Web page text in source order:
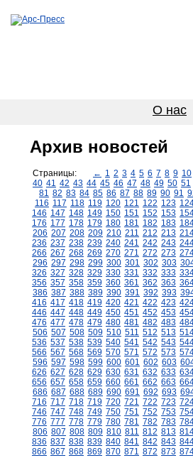
О нас
Архив новостей
Страницы: ← 1 2 3 4 5 6 7 8 9 10
40 41 42 43 44 45 46 47 48 49 50 51
81 82 83 84 85 86 87 88 89 90 91
116 117 118 119 120 121 122 123
146 147 148 149 150 151 152 153
176 177 178 179 180 181 182 183
206 207 208 209 210 211 212 213
236 237 238 239 240 241 242 243
266 267 268 269 270 271 272 273
296 297 298 299 300 301 302 303
326 327 328 329 330 331 332 333
356 357 358 359 360 361 362 363
386 387 388 389 390 391 392 393
416 417 418 419 420 421 422 423
446 447 448 449 450 451 452 453
476 477 478 479 480 481 482 483
506 507 508 509 510 511 512 513
536 537 538 539 540 541 542 543
566 567 568 569 570 571 572 573
596 597 598 599 600 601 602 603
626 627 628 629 630 631 632 633
656 657 658 659 660 661 662 663
686 687 688 689 690 691 692 693
716 717 718 719 720 721 722 723
746 747 748 749 750 751 752 753
776 777 778 779 780 781 782 783
806 807 808 809 810 811 812 813
836 837 838 839 840 841 842 843
866 867 868 869 870 871 872 873